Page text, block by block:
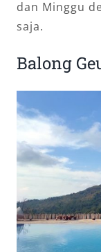
dan Minggu
saja.
Balong